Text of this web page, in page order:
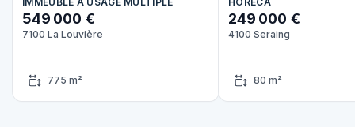
549 000 €
7100 La Louvière
775 m²
249 000 €
4100 Seraing
80 m²